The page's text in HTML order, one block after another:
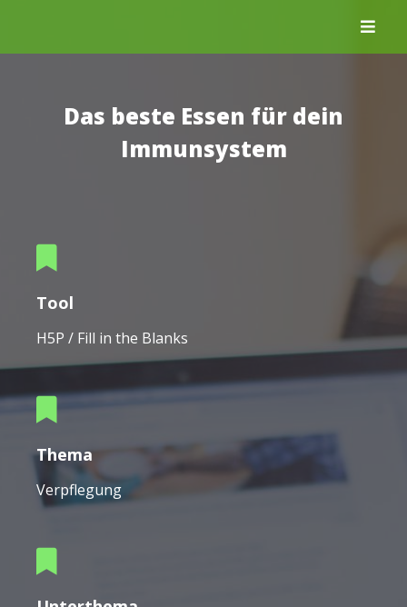
Das beste Essen für dein
Immunsystem
Tool
H5P / Fill in the Blanks
Thema
Verpflegung